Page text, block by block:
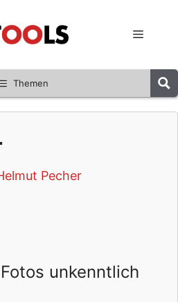
Menü
Themen
Pecher
unkenntlich